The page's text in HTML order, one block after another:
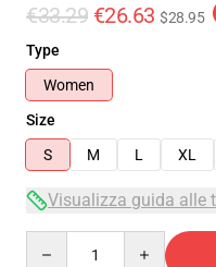
€33.29 €26.63 $28.95
Type
Women
Size
S
M L XL
Visualizza guida alle